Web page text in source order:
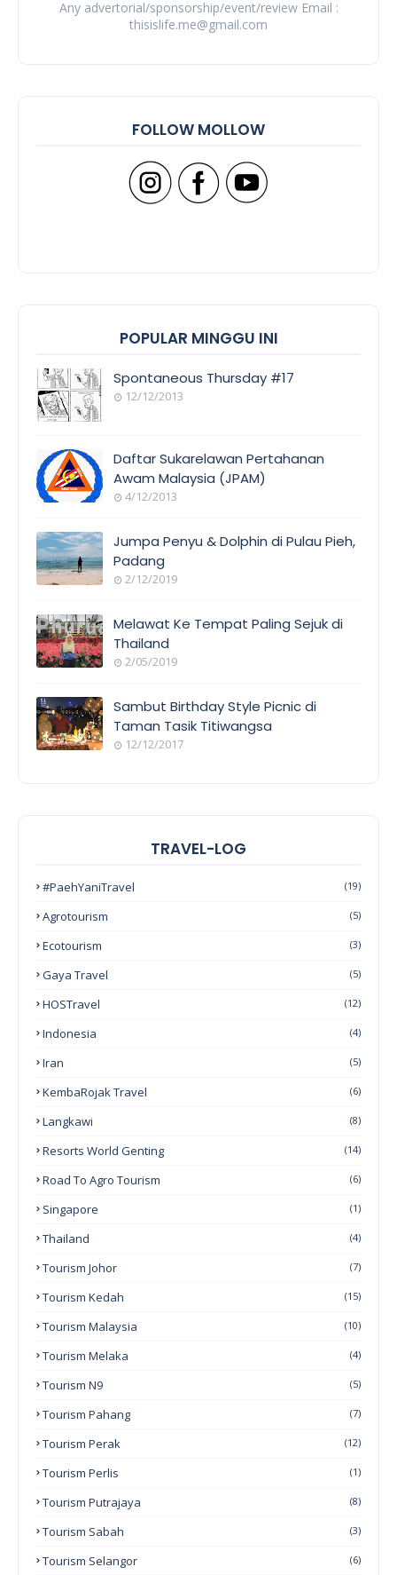
Any advertorial/sponsorship/event/review Email :
thisislife.me@gmail.com
FOLLOW MOLLOW
POPULAR MINGGU INI
Spontaneous Thursday #17
12/12/2013
Daftar Sukarelawan Pertahanan
Awam Malaysia (JPAM)
4/12/2013
Jumpa Penyu & Dolphin di Pulau Pieh,
Padang
2/12/2019
Melawat Ke Tempat Paling Sejuk di
Thailand
2/05/2019
Sambut Birthday Style Picnic di
Taman Tasik Titiwangsa
12/12/2017
TRAVEL-LOG
#PaehYaniTravel (19)
Agrotourism (5)
Ecotourism (3)
Gaya Travel (5)
HOSTravel (12)
Indonesia (4)
Iran (5)
KembaRojak Travel (6)
Langkawi (8)
Resorts World Genting (14)
Road To Agro Tourism (6)
Singapore (1)
Thailand (4)
Tourism Johor (7)
Tourism Kedah (15)
Tourism Malaysia (10)
Tourism Melaka (4)
Tourism N9 (5)
Tourism Pahang (7)
Tourism Perak (12)
Tourism Perlis (1)
Tourism Putrajaya (8)
Tourism Sabah (3)
Tourism Selangor (6)